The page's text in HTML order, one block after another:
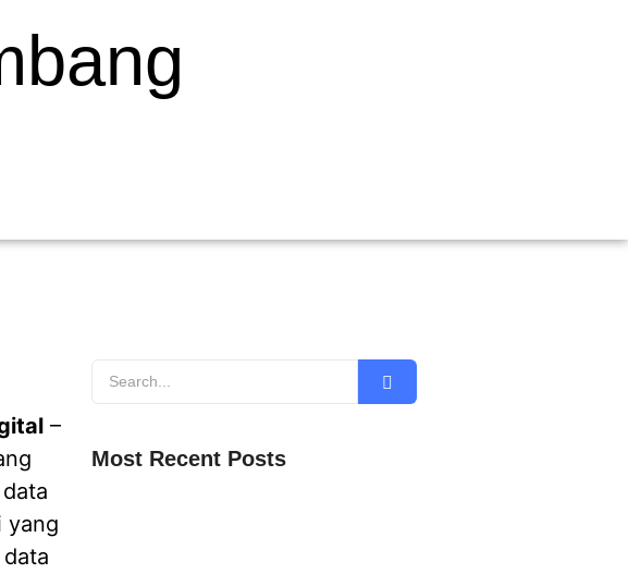
–
yang
Most Recent Posts